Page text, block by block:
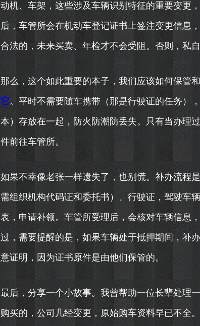
动机、车架，这些涉及车辆识别特征的重要变更
后，车管所会在机动车登记证书上签注变更信息
合法的，未来买卖、年检才不会受阻。否则，私
那么，这个如此重要的本子，我们应该如何保管
它。平时不需要随车携带（那是行驶证的任务）
本）存放在一起，防火防潮防丢失。只有当办理
件前往车管所。
如果不幸像老张一样遗失了，也别慌。补办流程
需组织机构代码证和委托书）、行驶证，驾驶车
表，申请补领。车管所受理后，会核对车辆信息
过，需要提醒的是，如果车辆处于抵押期间，补
意证明，因为证书原件是由他们保管的。
最后，分享一个小故事。我曾帮助一位长辈处理
购买的，公司几经变更，原始购车资料早已不全